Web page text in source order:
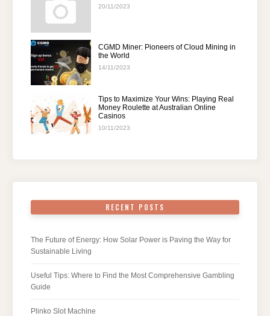
20/11/2023
CGMD Miner: Pioneers of Cloud Mining in
the World
14/11/2023
Tips to Maximize Your Wins: Playing Real
Money Roulette at Australian Online
Casinos
10/11/2023
RECENT POSTS
The Future of Energy: How Solar Power is Paving the Way for
Sustainable Living
Useful Tips: Where to Find the Most Comprehensive Gambling
Guide
Plinko Slot Machine